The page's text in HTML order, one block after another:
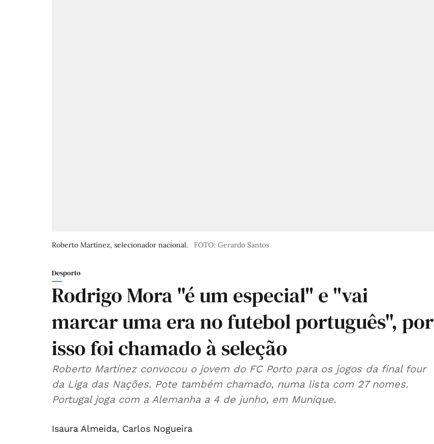
Roberto Martínez, selecionador nacional. FOTO: Gerardo Santos
Desporto
Rodrigo Mora "é um especial" e "vai
marcar uma era no futebol português", por
isso foi chamado à seleção
Roberto Martínez convocou o jovem do FC Porto para os jogos da final four
da Liga das Nações. Pote também chamado, numa lista com 27 nomes.
Portugal joga com a Alemanha a 4 de junho, em Munique.
Isaura Almeida, Carlos Nogueira